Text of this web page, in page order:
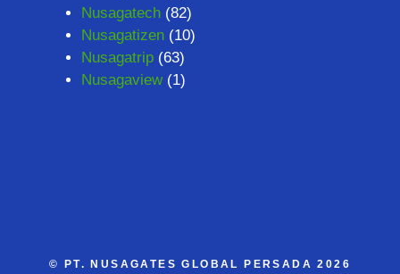
Nusagatech (82)
Nusagatizen (10)
Nusagatrip (63)
Nusagaview(1)
© PT. NUSAGATES GLOBAL PERSADA 2026